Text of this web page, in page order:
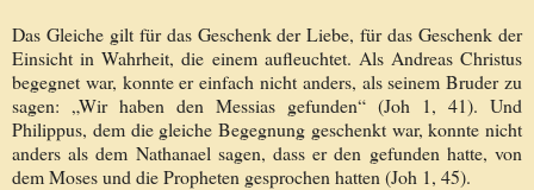
Das Gleiche gilt für das Geschenk der Liebe, für das Geschenk der
Einsicht in Wahrheit, die einem aufleuchtet. Als Andreas Christus
begegnet war, konnte er einfach nicht anders, als seinem Bruder zu
sagen: „Wir haben den Messias gefunden“ (Joh 1, 41). Und
Philippus, dem die gleiche Begegnung geschenkt war, konnte nicht
anders als dem Nathanael sagen, dass er den gefunden hatte, von
dem Moses und die Propheten gesprochen hatten (Joh 1, 45).